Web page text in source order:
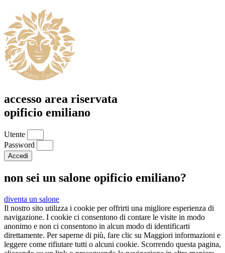
accesso area riservata
opificio emiliano
Utente
Password
Accedi
non sei un salone opificio emiliano?
diventa un salone
Il nostro sito utilizza i cookie per offrirti una migliore esperienza di
navigazione. I cookie ci consentono di contare le visite in modo
anonimo e non ci consentono in alcun modo di identificarti
direttamente. Per saperne di più, fare clic su Maggiori informazioni e
leggere come rifiutare tutti o alcuni cookie. Scorrendo questa pagina,